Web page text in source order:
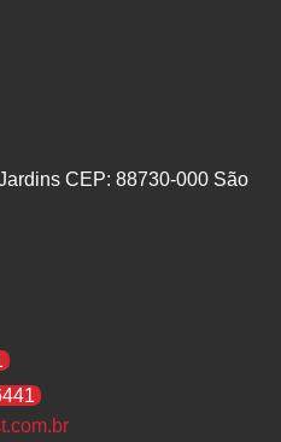
CEP: 88730-000 São